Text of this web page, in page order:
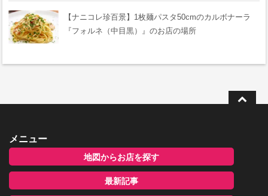
【ナニコレ珍百景】1枚麺パスタ50cmのカルボナーラ
『フォルネ（中目黒）』のお店の場所
メニュー
地図からお店を探す
最新記事